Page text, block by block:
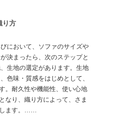
り方
において、ソファのサイズや
決まったら、次のステップと
、生地の選定があります。生地
色味・質感をはじめとして、
。耐久性や機能性、使い心地
なり、織り方によって、さま
します。……